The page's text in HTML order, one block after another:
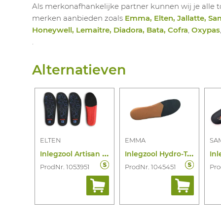
Als merkonafhankelijke partner kunnen wij je alle
merken aanbieden zoals Emma, Elten, Jallatte,
Honeywell, Lemaitre, Diadora, Bata, Cofra, Oxypas
.
Alternatieven
ELTEN
I
nlegzool Artisan ESD
ProdNr. 1053951
EMMA
I
nlegzool Hydro-Tec Comfort Soft
ProdNr. 1045451